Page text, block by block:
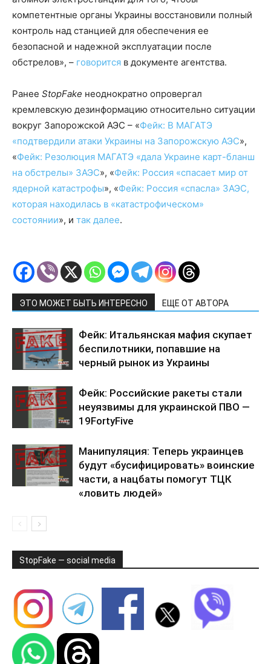
компетентные органы Украины восстановили полный
контроль над станцией для обеспечения ее
безопасной и надежной эксплуатации после
обстрелов», – говорится в документе агентства.
Ранее StopFake неоднократно опровергал
кремлевскую дезинформацию относительно ситуации
вокруг Запорожской АЭС – «Фейк: В МАГАТЭ
«подтвердили атаки Украины на Запорожскую АЭС»,
«Фейк: Резолюция МАГАТЭ «дала Украине карт-бланш
на обстрелы» ЗАЭС», «Фейк: Россия «спасает мир от
ядерной катастрофы», «Фейк: Россия «спасла» ЗАЭС,
которая находилась в «катастрофическом»
состоянии», и так далее.
ЭТО МОЖЕТ БЫТЬ ИНТЕРЕСНО ЕЩЕ ОТ АВТОРА
Фейк: Итальянская мафия скупает
беспилотники, попавшие на
черный рынок из Украины
Фейк: Российские ракеты стали
неуязвимы для украинской ПВО —
19FortyFive
Манипуляция: Теперь украинцев
будут «бусифицировать» воинские
части, а нацбаты помогут ТЦК
«ловить людей»
StopFake — social media